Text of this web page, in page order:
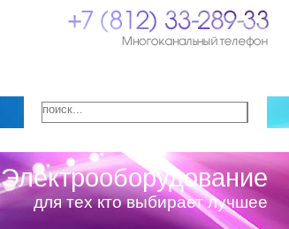
Электрооборудование
для тех кто выбирает лучшее